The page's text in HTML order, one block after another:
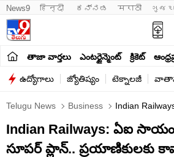
News9 हिन्दी ಕನ್ನಡ मराठी
తాజా వార్తలు ఎంటర్టైన్మెంట్ క్రికెట్
ఉద్యోగాలు జ్యోతిష్యం టెక్నాలజీ
Telugu News Business Indian
Indian Railways: ఏఐ
సూపర్ ప్లాన్.. ప్రయాణికులకు